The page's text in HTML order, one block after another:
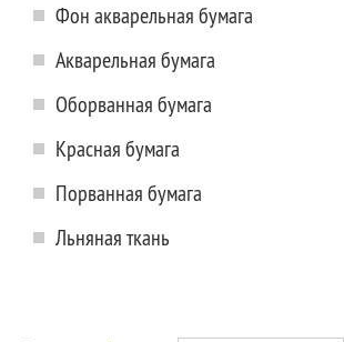
Фон акварельная бумага
Акварельная бумага
Оборванная бумага
Красная бумага
Порванная бумага
Льняная ткань